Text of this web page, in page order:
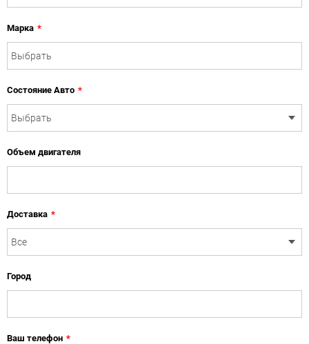
Марка *
Состояние Авто *
Объем двигателя
Доставка *
Город
Ваш телефон *